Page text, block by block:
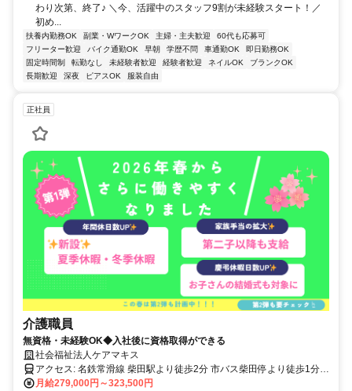
わり次第、終了♪ ＼今、活躍中のスタッフ9割が未経験スタート！／
初め...
扶養内勤務OK 副業・WワークOK 主婦・主夫歓迎
60代も応募可
フリーター歓迎
バイク通勤OK 早朝 学歴不問 車通勤OK
即日勤務OK
固定時間制
転勤なし 未経験者歓迎 経験者歓迎 ネイルOK
ブランクOK
長期歓迎
深夜 ピアスOK 服装自由
正社員
介護職員
無資格・未経験OK◆入社後に資格取得ができる
社会福祉法人ケアマキス
アクセス: 名鉄常滑線 柴田駅より徒歩2分 市バス柴田停より徒歩1分
マイカー通勤・バイク通勤OK・無料駐車場あり（要事前相談） 駅チ
月給279,000円～323,500円